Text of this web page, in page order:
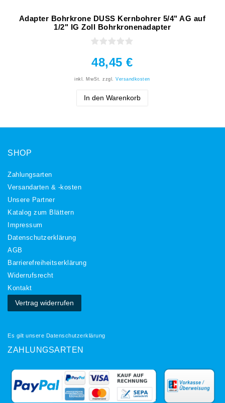
Adapter Bohrkrone DUSS Kernbohrer 5/4" AG auf
1/2" IG Zoll Bohrkronenadapter
48,45 €
inkl. MwSt. zzgl.Versandkosten
In den Warenkorb
SHOP
Zahlungsarten
Versandarten & -kosten
Unsere Partner
Katalog zum Blättern
Impressum
Daten­schutz­erklärung
AGB
Barrierefreiheitserklärung
Widerrufs­recht
Kontakt
Vertrag widerrufen
Es gilt unsere Datenschutzerklärung
ZAHLUNGSARTEN